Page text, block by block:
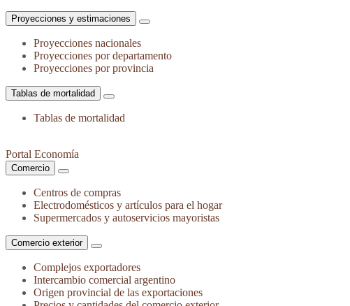
Proyecciones y estimaciones
Proyecciones nacionales
Proyecciones por departamento
Proyecciones por provincia
Tablas de mortalidad
Tablas de mortalidad
Portal Economía
Comercio
Centros de compras
Electrodomésticos y artículos para el hogar
Supermercados y autoservicios mayoristas
Comercio exterior
Complejos exportadores
Intercambio comercial argentino
Origen provincial de las exportaciones